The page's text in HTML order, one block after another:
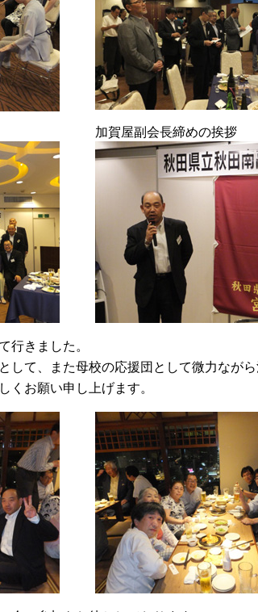
加賀屋副会長締めの挨拶
行きました。
して、また母校の応援団として微力なが
くお願い申し上げます。